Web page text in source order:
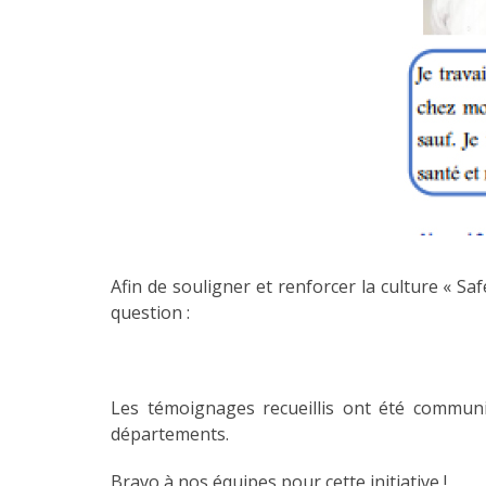
Afin de souligner et renforcer la culture «
question :
Les témoignages recueillis ont été
départements.